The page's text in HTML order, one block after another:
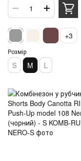
+3
Розмір
S M L